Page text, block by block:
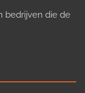
bedrijven die de